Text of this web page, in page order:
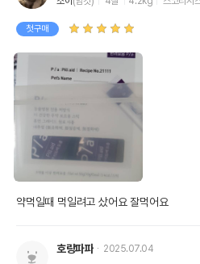
첫구매
약먹일때 먹일려고 샀어요 잘먹어요
호랑파파 2025.07.04